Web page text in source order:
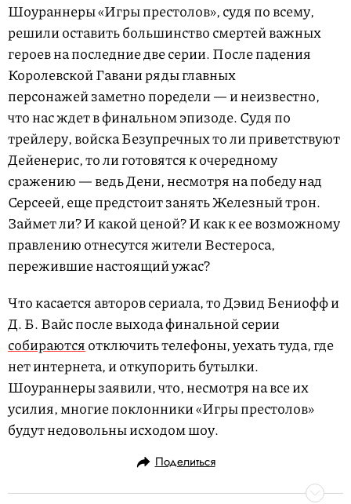
Шоураннеры «Игры престолов», судя по всему,
решили оставить большинство смертей важных
героев на последние две серии. После падения
Королевской Гавани ряды главных
персонажей заметно поредели — и неизвестно,
что нас ждет в финальном эпизоде. Судя по
трейлеру, войска Безупречных то ли приветствуют
Дейенерис, то ли готовятся к очередному
сражению — ведь Дени, несмотря на победу над
Серсеей, еще предстоит занять Железный трон.
Займет ли? И какой ценой? И как к ее возможному
правлению отнесутся жители Вестероса,
пережившие настоящий ужас?
Что касается авторов сериала, то Дэвид Бениофф и
Д. Б. Вайс после выхода финальной серии
собираютсяотключить телефоны, уехать туда, где
нет интернета, и откупорить бутылки.
Шоураннеры заявили, что, несмотря на все их
усилия, многие поклонники «Игры престолов»
будут недовольны исходом шоу.
Поделиться